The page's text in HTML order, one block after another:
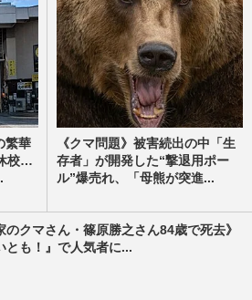
繁華
校…
《クマ問題》被害続出の中「生
存者」が開発した“撃退用ポー
ル”爆売れ、「母熊が突進...
のクマさん・篠原勝之さん84歳で死去》
とも！』で人気者に...